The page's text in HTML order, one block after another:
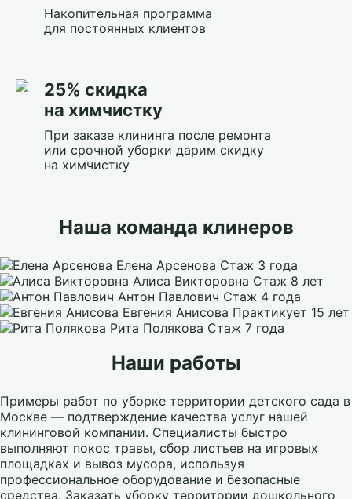
Накопительная программа
для постоянных клиентов
25% скидка
на химчистку
При заказе клининга после ремонта
или срочной уборки дарим скидку
на химчистку
Наша команда клинеров
Елена Арсенова Стаж 3 года
Алиса Викторовна Стаж 8 лет
Антон Павлович Стаж 4 года
Евгения Анисова Практикует 15 лет
Рита Полякова Стаж 7 года
Наши работы
Примеры работ по уборке территории детского сада в
Москве — подтверждение качества услуг нашей
клининговой компании. Специалисты быстро
выполняют покос травы, сбор листьев на игровых
площадках и вывоз мусора, используя
профессиональное оборудование и безопасные
средства. Заказать уборку территории дошкольного